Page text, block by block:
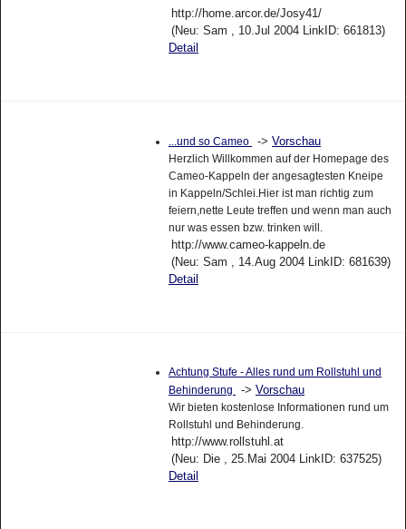
http://home.arcor.de/Josy41/
(Neu: Sam , 10.Jul 2004 LinkID: 661813)
Detail
...und so Cameo -> Vorschau
Herzlich Willkommen auf der Homepage des
Cameo-Kappeln der angesagtesten Kneipe
in Kappeln/Schlei.Hier ist man richtig zum
feiern,nette Leute treffen und wenn man auch
nur was essen bzw. trinken will.
http://www.cameo-kappeln.de
(Neu: Sam , 14.Aug 2004 LinkID: 681639)
Detail
Achtung Stufe - Alles rund um Rollstuhl und
Behinderung
-> Vorschau
Wir bieten kostenlose Informationen rund um
Rollstuhl und Behinderung.
http://www.rollstuhl.at
(Neu: Die , 25.Mai 2004 LinkID: 637525)
Detail